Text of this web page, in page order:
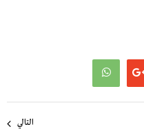
التالي